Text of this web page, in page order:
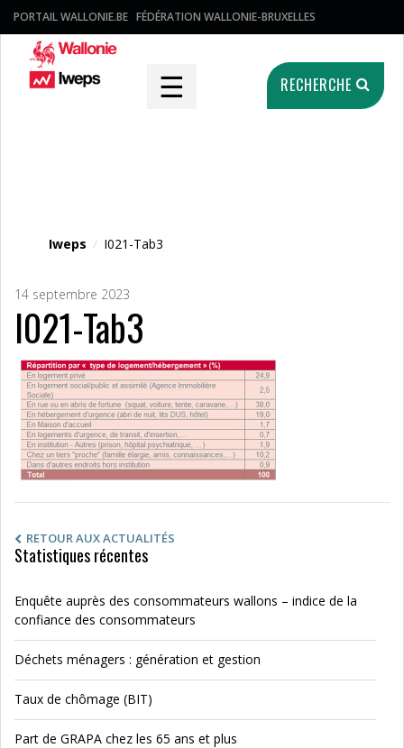
PORTAIL WALLONIE.BE FÉDÉRATION WALLONIE-BRUXELLES
☰ RECHERCHE
Iweps / I021-Tab3
14 septembre 2023
I021-Tab3
RETOUR AUX ACTUALITÉS
Statistiques récentes
Enquête auprès des consommateurs wallons – indice de la
confiance des consommateurs
Déchets ménagers : génération et gestion
Taux de chômage (BIT)
Part de GRAPA chez les 65 ans et plus